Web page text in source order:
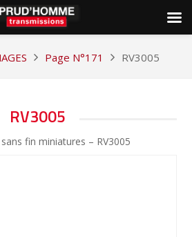
Page N°171 RV3005
RV3005
fin miniatures – RV3005